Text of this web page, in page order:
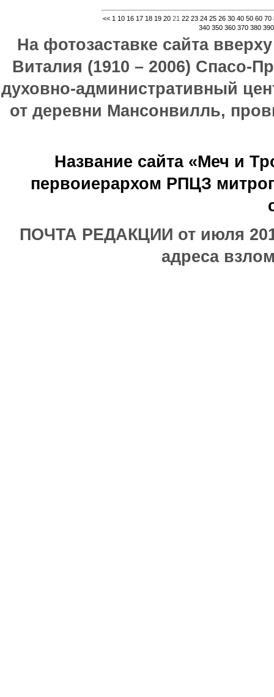
<< 1 10 16 17 18 19 2021 22 23 24 25 26 30 40 50 60 70
340 350 360 370 380 390
На фотозаставке сайта
Виталия (1910 – 2006) Спасо-
духовно-административный
от деревни Мансонвилль,
Название сайта «Меч и
первоиерархом РПЦЗ
ПОЧТА РЕДАКЦИИ от июля
адреса